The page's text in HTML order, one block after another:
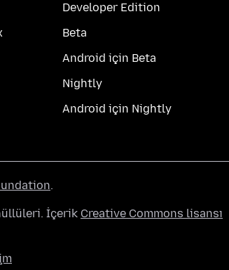
Developer Edition
Beta
Android için Beta
Nightly
Android için Nightly
.
İçerik Creative Commons lisansı